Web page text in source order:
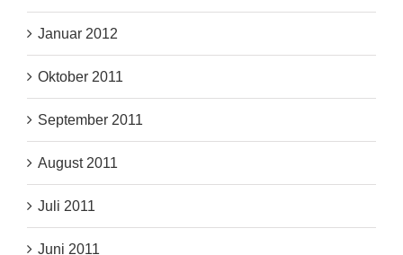
Januar 2012
Oktober 2011
September 2011
August 2011
Juli 2011
Juni 2011